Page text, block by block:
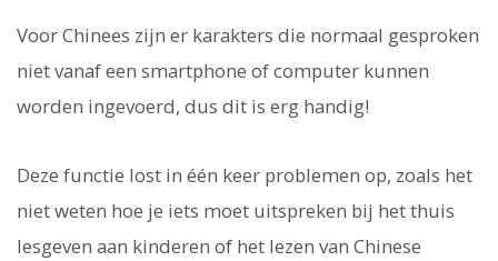
Voor Chinees zijn er karakters die normaal gesproken
niet vanaf een smartphone of computer kunnen
worden ingevoerd, dus dit is erg handig!
Deze functie lost in één keer problemen op, zoals het
niet weten hoe je iets moet uitspreken bij het thuis
lesgeven aan kinderen of het lezen van Chinese